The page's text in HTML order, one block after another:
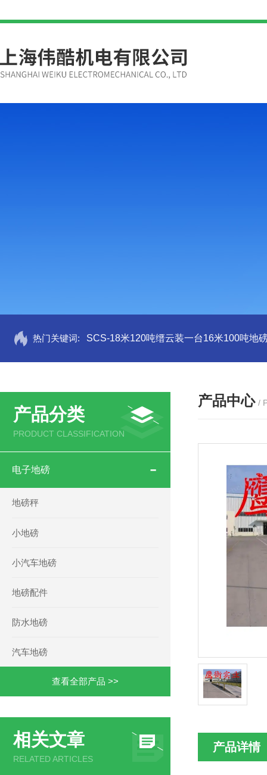
热门关键词: SCS-18米120吨缙云装一台16米100吨地
产品分类
PRODUCT CLASSIFICATION
电子地磅
地磅秤
小地磅
小汽车地磅
地磅配件
防水地磅
汽车地磅
查看全部产品 >>
相关文章
RELATED ARTICLES
产品中心 /
产品详情